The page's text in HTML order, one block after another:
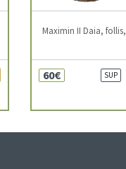
Maximin II Daia,
60€ SUP